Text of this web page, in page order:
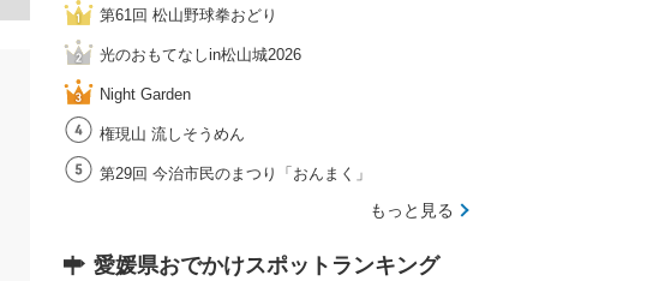
第61回 松山野球拳おどり
光のおもてなしin松山城2026
Night Garden
権現山 流しそうめん
第29回 今治市民のまつり「おんまく」
もっと見る
愛媛県おでかけスポットランキング